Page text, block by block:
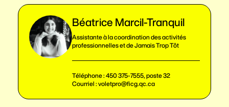
Béatrice Marcil-Tranquil
Assistante à la coordination des activités
professionnelles et de Jamais Trop Tôt
Téléphone : 450 375-7555, poste 32
Courriel : voletpro@ficg.qc.ca